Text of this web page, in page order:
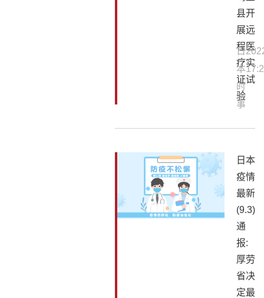
县开
展远
程医
疗实
证试
验
日
本
时
事
日本
疫情
最新
(9.3)
通
报:
厚劳
省决
定最